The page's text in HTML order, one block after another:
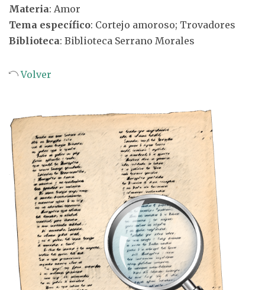
Materia: Amor
Tema específico: Cortejo amoroso; Trovadores
Biblioteca: Biblioteca Serrano Morales
Volver